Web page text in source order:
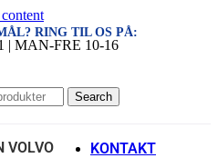
RING TIL OS PÅ:
| MAN-FRE 10-16
Search
VOLVO KONTAKT